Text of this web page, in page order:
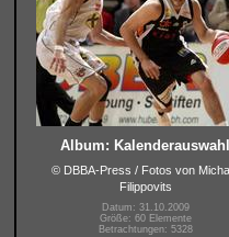
Album: Kalenderauswahl
© DBBA-Press / Fotos von
Filippovits
Datum: 31.10.2009
Größe: 60 Elemente
Betrachtungen: 5328